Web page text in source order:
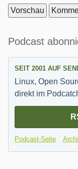
Seitenleiste
Podcast
SEIT 2001 AUF
Linux, Open
direkt im
Podcast-Seite